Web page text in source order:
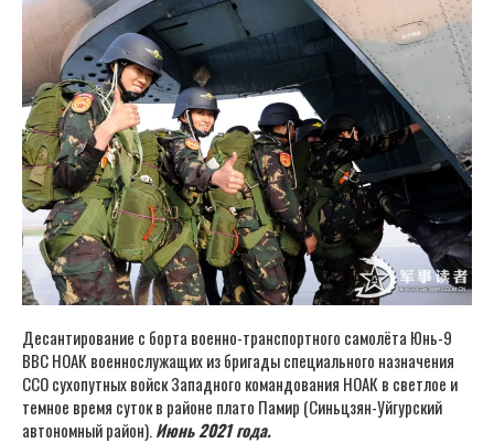
Десантирование с борта военно-транспортного самолёта Юнь-9
ВВС НОАК военнослужащих из бригады специального назначения
ССО сухопутных войск Западного командования НОАК в светлое и
темное время суток в районе плато Памир (Синьцзян-Уйгурский
автономный район).Июнь 2021 года.